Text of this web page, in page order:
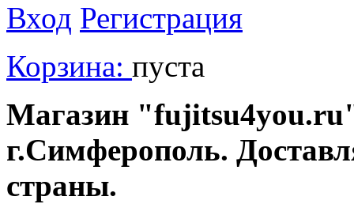
Вход Регистрация
Корзина: пуста
Магазин
г.Симферополь.
страны.